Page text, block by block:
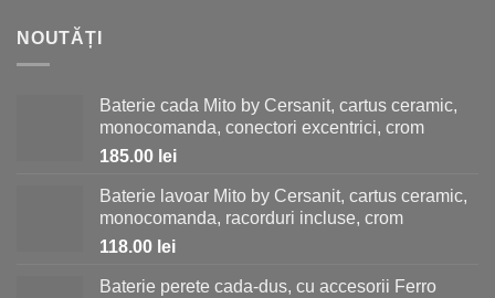
NOUTĂȚI
Baterie cada Mito by Cersanit, cartus ceramic,
monocomanda, conectori excentrici, crom
185.00 lei
Baterie lavoar Mito by Cersanit, cartus ceramic,
monocomanda, racorduri incluse, crom
118.00 lei
Baterie perete cada-dus, cu accesorii Ferro